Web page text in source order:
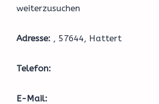
weiterzusuchen
Adresse: , 57644, Hattert
Telefon:
E-Mail: